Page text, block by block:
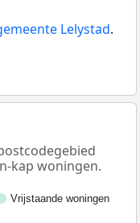
Lelystad.
kap woningen.
Vrijstaande woningen